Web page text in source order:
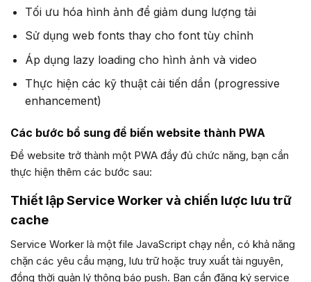
Tối ưu hóa hình ảnh để giảm dung lượng tải
Sử dụng web fonts thay cho font tùy chỉnh
Áp dụng lazy loading cho hình ảnh và video
Thực hiện các kỹ thuật cải tiến dần (progressive
enhancement)
Các bước bổ sung để biến website thành PWA
Để website trở thành một PWA đầy đủ chức năng, bạn cần
thực hiện thêm các bước sau:
Thiết lập Service Worker và chiến lược lưu trữ
cache
Service Worker là một file JavaScript chạy nền, có khả năng
chặn các yêu cầu mạng, lưu trữ hoặc truy xuất tài nguyên,
đồng thời quản lý thông báo push. Bạn cần đăng ký service